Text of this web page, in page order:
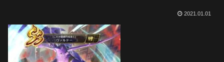
2021.01.01